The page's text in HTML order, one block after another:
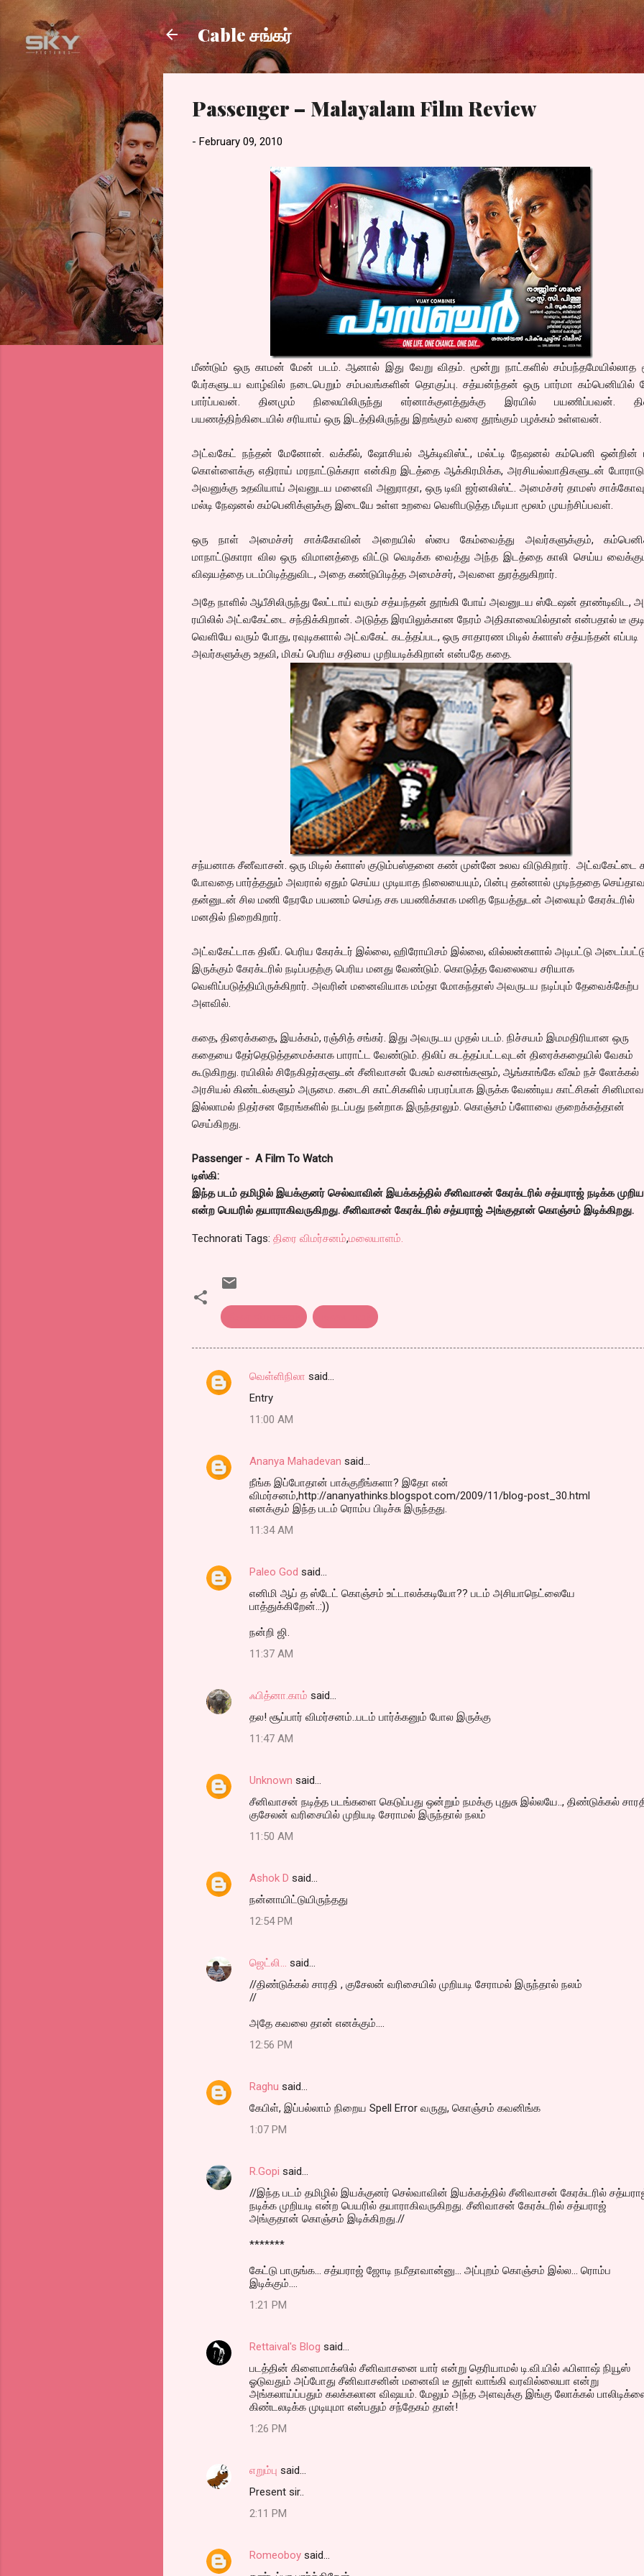
Skip to main content
Cable சங்கர்
Passenger – Malayalam Film Review
- February 09, 2010
மீண்டும் ஒரு காமன் மேன் படம். ஆனால் இது வேறு விதம். மூன்று நாட்களில் சம்பந்தமேயில்லாத
பேர்களுடய வாழ்வில் நடைபெறும் சம்பவங்களின் தொகுப்பு. சத்யன்ந்தன் ஒரு பார்மா கம்பெனியில்
பார்ப்பவன். தினமும் நிலையிலிருந்து எர்னாக்குளத்துக்கு இரயில் பயணிப்பவன்.
பயணத்திற்கிடையில் சரியாய் ஒரு இடத்திலிருந்து இறங்கும் வரை தூங்கும் பழக்கம் உள்ளவன்.
அட்வகேட் நந்தன் மேனோன். வக்கீல், ஷோசியல் ஆக்டிவிஸ்ட், மல்ட்டி நேஷனல் கம்பெனி
கொள்ளைக்கு எதிராய் மரநாட்டுக்கரா என்கிற இடத்தை ஆக்கிரமிக்க, அரசியல்வாதிகளுடன்
அவனுக்கு உதவியாய் அவனுடய மனைவி அனுராதா, ஒரு டிவி ஜர்னலிஸ்ட். அமைச்சர் தாமஸ்
மல்டி நேஷனல் கம்பெனிக்ளுக்கு இடையே உள்ள உறவை வெளிபடுத்த மீடியா மூலம் முயற்சிப்பவள்.
ஒரு நாள் அமைச்சர் சாக்கோவின் அறையில் ஸ்பை கேம்வைத்து அவர்களுக்கும்,
மாநாட்டுகாரா வில ஒரு விமானத்தை விட்டு வெடிக்க வைத்து அந்த இடத்தை காலி செய்ய
விஷயத்தை படம்பிடித்துவிட, அதை கண்டுபிடித்த அமைச்சர், அவளை துரத்துகிறார்.
அதே நாளில் ஆபீசிலிருந்து லேட்டாய் வரும் சத்யந்தன் தூங்கி போய் அவனுடய ஸ்டேஷன் தாண்டிவிட,
ரயிலில் அட்வகேட்டை சந்திக்கிறான். அடுத்த இரயிலுக்கான நேரம் அதிகாலையில்தான் என்பதால் டீ
வெளியே வரும் போது, ரவுடிகளால் அட்வகேட் கடத்தப்பட, ஒரு சாதாரண மிடில் க்ளாஸ் சத்யந்தன் எப்படி
அவர்களுக்கு உதவி, மிகப் பெரிய சதியை முறியடிக்கிறான் என்பதே கதை.
சந்யனாக சீனீவாசன். ஒரு மிடில் க்ளாஸ் குடும்பஸ்தனை கண் முன்னே உலவ விடுகிறார். அட்வகேட்டை
போவதை பார்த்ததும் அவரால் ஏதும் செய்ய முடியாத நிலையையும், பின்பு தன்னால் முடிந்ததை
தன்னுடன் சில மணி நேரமே பயணம் செய்த சக பயணிக்காக மனித நேயத்துடன் அலையும் கேரக்டரில்
மனதில் நிறைகிறார்.
அட்வகேட்டாக திலீப். பெரிய கேரக்டர் இல்லை, ஹிரோயிசம் இல்லை, வில்லன்களால் அடிபட்டு
இருக்கும் கேரக்டரில் நடிப்பதற்கு பெரிய மனது வேண்டும். கொடுத்த வேலையை சரியாக
வெளிப்படுத்தியிருக்கிறார். அவரின் மனைவியாக மம்தா மோகந்தாஸ் அவருடய நடிப்பும் தேவைக்கேற்ப
அளவில்.
கதை, திரைக்கதை, இயக்கம், ரஞ்சித் சங்கர். இது அவருடய முதல் படம். நிச்சயம் இமமதிரியான ஒரு
கதையை தேர்தெடுத்தமைக்காக பாராட்ட வேண்டும். திலிப் கடத்தப்பட்டவுடன் திரைக்கதையில் வேகம்
கூடுகிறது. ரயிலில் சிநேகிதர்களூடன் சீனிவாசன் பேசும் வசனங்களூம், ஆங்காங்கே வீசும் நச் லோக்கல்
அரசியல் கிண்டல்களும் அருமை. கடைசி காட்சிகளில் பரபரப்பாக இருக்க வேண்டிய காட்சிகள்
இல்லாமல் நிதர்சன நேரங்களில் நடப்பது நன்றாக இருந்தாலும். கொஞ்சம் ப்ளோவை குறைக்கத்தான்
செய்கிறது.
Passenger - A Film To Watch
டிஸ்கி:
இந்த படம் தமிழில் இயக்குனர் செல்வாவின் இயக்கத்தில் சீனிவாசன் கேரக்டரில் சத்யராஜ் நடிக்க
என்ற பெயரில் தயாராகிவருகிறது. சீனிவாசன் கேரக்டரில் சத்யராஜ் அங்குதான் கொஞ்சம் இடிக்கிறது.
Technorati Tags: திரை விமர்சனம்,மலையாளம்.
C
e
வெள்ளிநிலா said…
Entry
11:00 AM
Ananya Mahadevan said…
நீங்க இப்போதான் பாக்குறீங்களா? இதோ என்
விமர்சனம்,http://ananyathinks.blogspot.com/2009/11/blog-post_30.html
எனக்கும் இந்த படம் ரொம்ப பிடிச்சு இருந்தது.
11:34 AM
Paleo God said…
எனிமி ஆப் த ஸ்டேட் கொஞ்சம் உட்டாலக்கடியோ?? படம் அசியாநெட்லையே
பாத்துக்கிறேன்..:))
நன்றி ஜி.
11:37 AM
ஃபித்னா.காம் said…
தல! சூப்பார் விமர்சனம்..படம் பார்க்கனும் போல இருக்கு
11:47 AM
Unknown said…
சீனிவாசன் நடித்த படங்களை கெடுப்பது ஒன்றும் நமக்கு புதுசு இல்லயே.., திண்டுக்கல்
குசேலன் வரிசையில் முறியடி சேராமல் இருந்தால் நலம்
11:50 AM
Ashok D said…
நன்னாயிட்டுயிருந்தது
12:54 PM
ஜெட்லி... said…
//திண்டுக்கல் சாரதி , குசேலன் வரிசையில் முறியடி சேராமல் இருந்தால் நலம்
//
அதே கவலை தான் எனக்கும்....
12:56 PM
Raghu said…
கேபிள், இப்ப‌ல்லாம் நிறைய‌ Spell Error வ‌ருது, கொஞ்ச‌ம் க‌வ‌னிங்க‌
1:07 PM
R.Gopi said…
//இந்த படம் தமிழில் இயக்குனர் செல்வாவின் இயக்கத்தில் சீனிவாசன் கேரக்டரில்
நடிக்க முறியடி என்ற பெயரில் தயாராகிவருகிறது. சீனிவாசன் கேரக்டரில் சத்யராஜ்
அங்குதான் கொஞ்சம் இடிக்கிறது.//
*******
கேட்டு பாருங்க... சத்யராஜ் ஜோடி நமீதாவான்னு... அப்புறம் கொஞ்சம் இல்ல... ரொம்ப
இடிக்கும்....
1:21 PM
Rettaival's Blog said…
படத்தின் கிளைமாக்ஸில் சீனிவாசனை யார் என்று தெரியாமல் டி.வி.யில் ஃபிளாஷ் நியூஸ்
ஓடுவதும் அப்போது சீனிவாசனின் மனைவி டீ தூள் வாங்கி வரவில்லையா என்று
அங்கலாய்ப்பதும் கலக்கலான விஷயம். மேலும் அந்த அளவுக்கு இங்கு லோக்கல்
கிண்டலடிக்க முடியுமா என்பதும் சந்தேகம் தான்!
1:26 PM
எறும்பு said…
Present sir..
2:11 PM
Romeoboy said…